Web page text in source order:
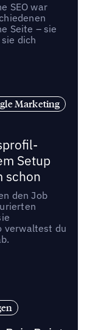
SEO war
Seite – sie
dich
Marketing
Setup
schon
den Job
verwaltest du